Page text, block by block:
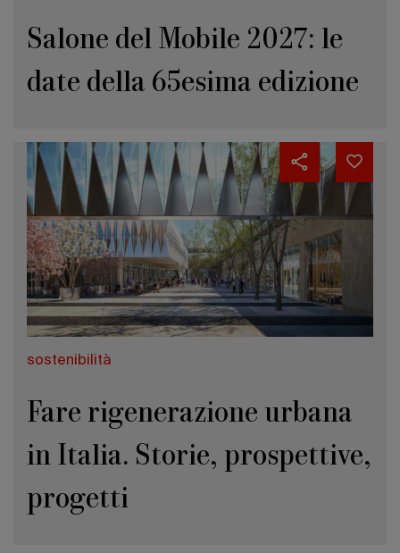
Salone del Mobile 2027: le
date della 65esima edizione
sostenibilità
Fare rigenerazione urbana
in Italia. Storie, prospettive,
progetti